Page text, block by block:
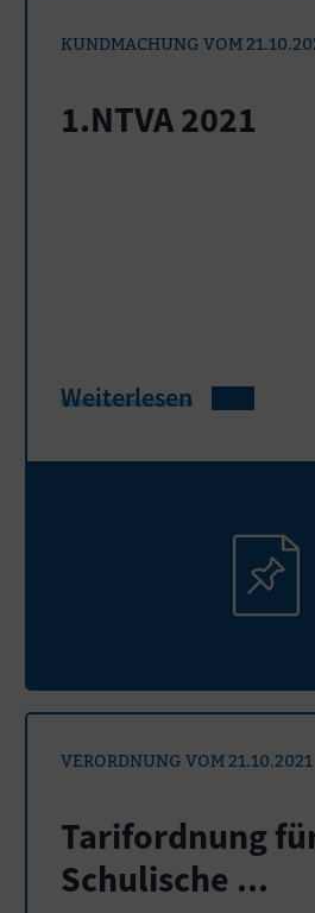
KUNDMACHUNG VOM
1.NTVA 2021
Weiterlesen
VERORDNUNG VOM 21.10.2021
Tarifordnung
Schulische ...